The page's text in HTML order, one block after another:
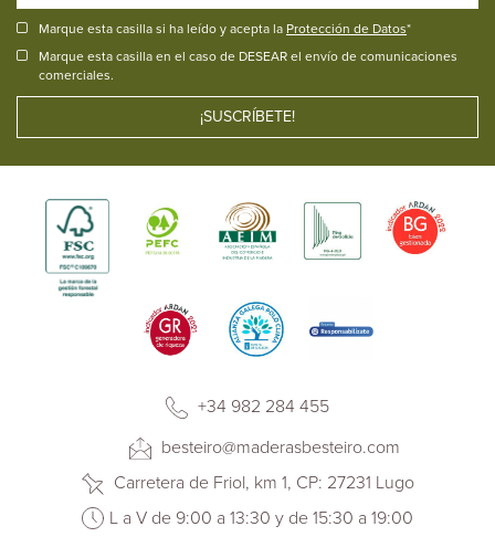
Marque esta casilla si ha leído y acepta la Protección de Datos*
Marque esta casilla en el caso de DESEAR el envío de comunicaciones
comerciales.
+34 982 284 455
besteiro@maderasbesteiro.com
Carretera de Friol, km 1, CP: 27231 Lugo
L a V de 9:00 a 13:30 y de 15:30 a 19:00